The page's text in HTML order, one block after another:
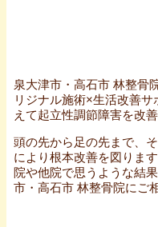
泉大津市・高石市 林整骨
リジナル施術×生活改善
えて起立性調節障害を改
頭の先から足の先まで、
により根本改善を図りま
院や他院で思うような結
市・高石市 林整骨院にご